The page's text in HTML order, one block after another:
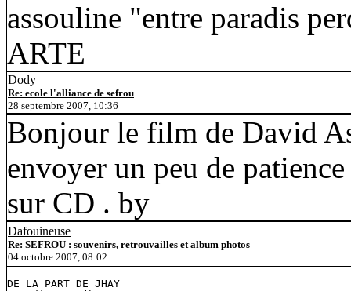
assouline "entre paradis
ARTE
Dody
Re: ecole l'alliance de sefrou
28 septembre 2007, 10:36
Bonjour le film de David
envoyer un peu de
sur CD . by
Dafouineuse
Re: SEFROU : souvenirs, retrouvailles et album photos
04 octobre 2007, 08:02
DE LA PART DE JHAY